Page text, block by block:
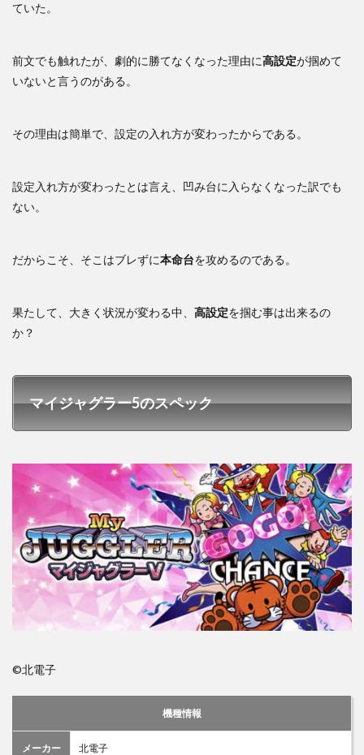
ていた。
前文でも触れたが、劇的に勝てなくなった理由に高設定が掴めて
いないと言うのがある。
その理由は簡単で、設定の入れ方が変わったからである。
設定入れ方が変わったとは言え、凹み台に入らなくなった訳でも
ない。
だからこそ、そこはブレずに本命台を攻めるのである。
果たして、大きく状況が変わる中、 高設定を掴む事は出来るの
か？
マイジャグラー5のスペック
©北電子
機種情報
メーカー 北電子